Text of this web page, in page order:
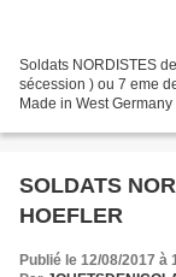
Soldats NORDISTES
sécession ) ou 7 eme
Made in West
SOLDATS
HOEFLER
Publié le 12/08/2017 à